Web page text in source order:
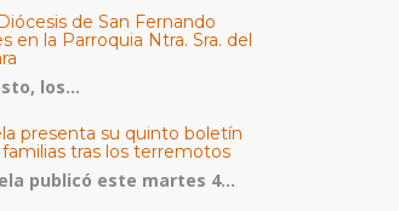
de San Fernando
en la Parroquia Ntra. Sra. del
los...
presenta su quinto boletín
tras los terremotos
publicó este martes 4...